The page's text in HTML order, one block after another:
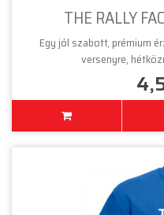
THE RALLY
Egy jól szabott, prémium
versenyre,